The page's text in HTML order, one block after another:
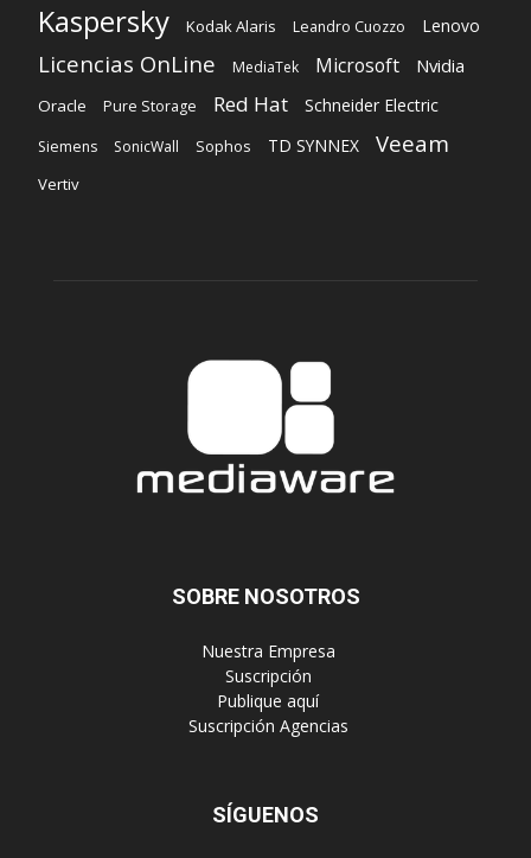
Kaspersky Kodak Alaris Leandro Cuozzo Lenovo
Licencias OnLine MediaTek Microsoft Nvidia
Oracle Pure Storage Red Hat Schneider Electric
Siemens SonicWall Sophos TD SYNNEX Veeam
Vertiv
SOBRE NOSOTROS
‎ Nuestra Empresa
‎ Suscripción
‎ Publique aquí
‎ Suscripción Agencias
SÍGUENOS